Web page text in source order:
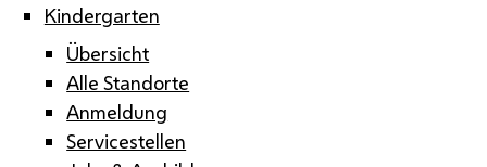
Kindergarten
Übersicht
Alle Standorte
Anmeldung
Servicestellen